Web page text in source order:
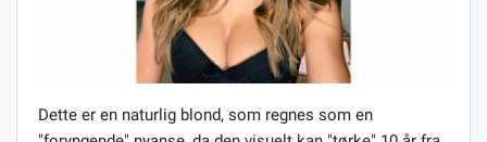
Dette er en naturlig blond, som regnes som en